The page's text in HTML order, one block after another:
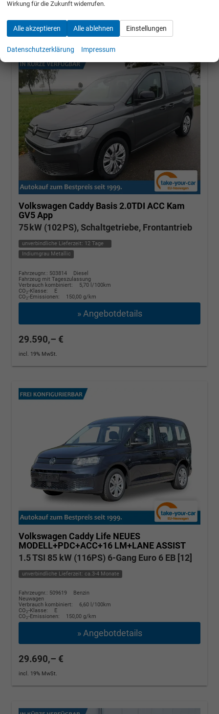
29.590,– €
Volkswagen Caddy Basis 2.0TDI ACC Kam
GV5 App
75 kW (102 PS), Schaltgetriebe, Frontantrieb
unverbindliche Lieferzeit: 12 Tage
Indiumgrau Metallic
Fahrzeugnr.: 503814
Diesel
Fahrzeug mit Tageszulassung
Verbrauch kombiniert:
5,70 l/100km
CO2-Klasse:
E
CO2-Emissionen: 150,00 g/km
» Angebotdetails
29.590,– €
incl. 19% MwSt.
Volkswagen Caddy Life NEUES
MODELL+PDC+ACC+16 LM+LANE ASSIST
1.5 TSI 85 kW (116PS) 6-Gang Euro 6 EB [12]
unverbindliche Lieferzeit: ca.3-4 Monate
Fahrzeugnr.: 509619
Benzin
Neuwagen
Verbrauch kombiniert:
6,60 l/100km
CO2-Klasse:
E
CO2-Emissionen: 150,00 g/km
» Angebotdetails
29.690,– €
incl. 19% MwSt.
Wirkung für die Zukunft widerrufen.
Alle akzeptieren Alle ablehnen Einstellungen
Datenschutzerklärung Impressum